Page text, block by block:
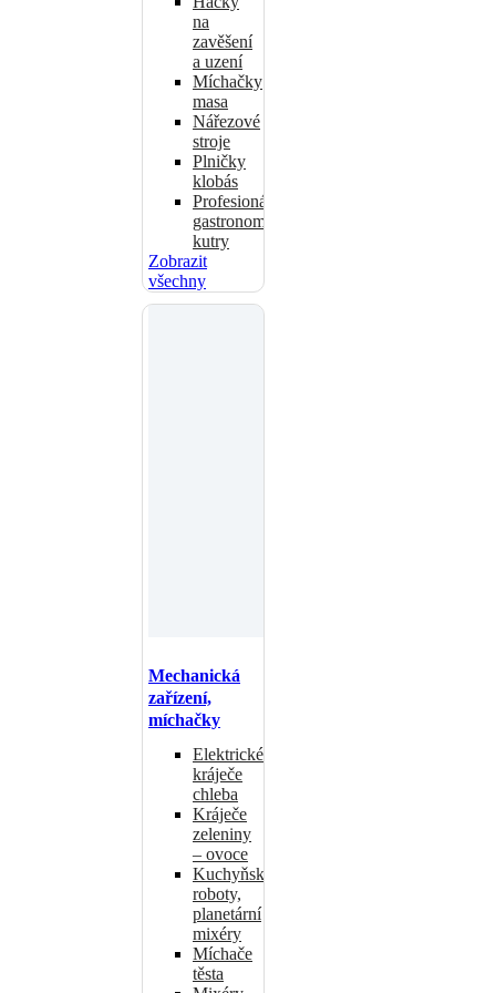
na
zavěšení
a uzení
Míchačky
masa
Nářezové
stroje
Plničky
klobás
Profesionální
gastronomické
kutry
Zobrazit
všechny
Mechanická
zařízení,
míchačky
Elektrické
kráječe
chleba
Kráječe
zeleniny
– ovoce
Kuchyňské
roboty,
planetární
mixéry
Míchače
těsta